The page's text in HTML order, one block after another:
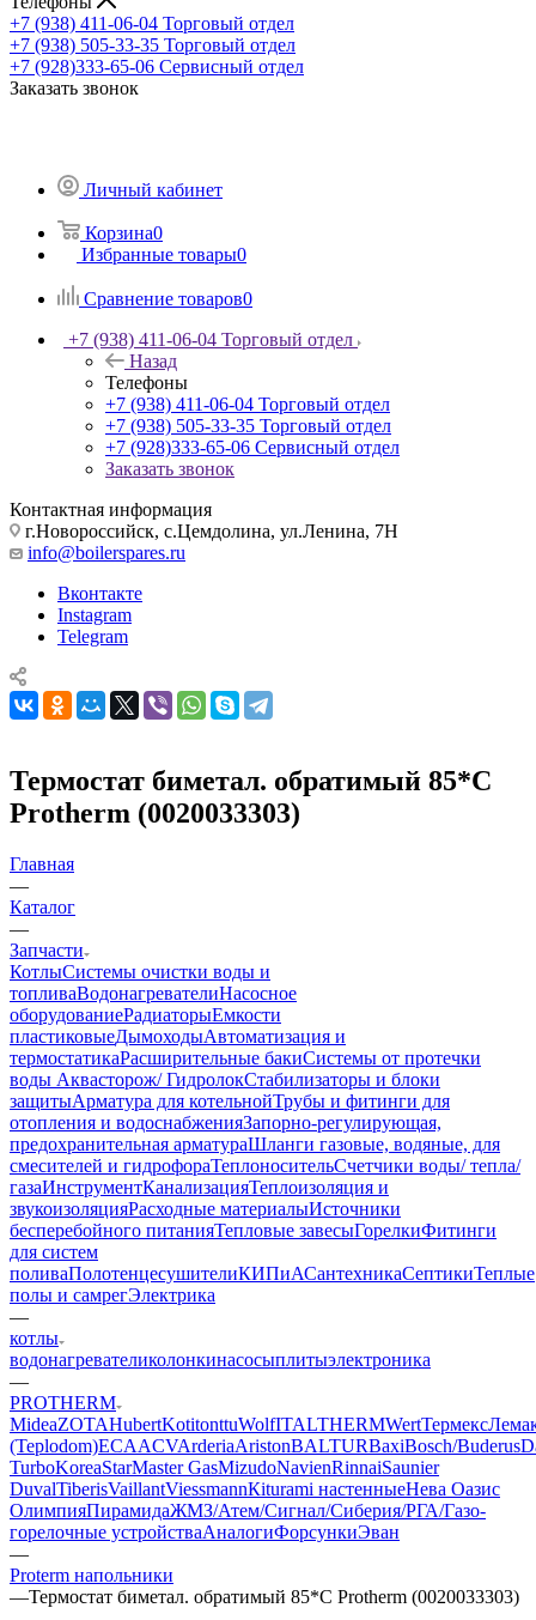
+7 (938) 411-06-04 Торговый отдел
+7 (938) 505-33-35 Торговый отдел
+7 (928)333-65-06 Сервисный отдел
Заказать звонок
Личный кабинет
Корзина0
Избранные товары0
Сравнение товаров0
+7 (938) 411-06-04 Торговый отдел
Назад
Телефоны
+7 (938) 411-06-04 Торговый отдел
+7 (938) 505-33-35 Торговый отдел
+7 (928)333-65-06 Сервисный отдел
Заказать звонок
Контактная информация
г.Новороссийск, с.Цемдолина, ул.Ленина, 7Н
info@boilerspares.ru
Вконтакте
Instagram
Telegram
Термостат биметал. обратимый 85*С
Protherm (0020033303)
Главная
—
Каталог
—
Запчасти
КотлыСистемы очистки воды и
топливаВодонагревателиНасосное
оборудованиеРадиаторыЕмкости
пластиковыеДымоходыАвтоматизация и
термостатикаРасширительные бакиСистемы от протечки
воды Аквасторож/ ГидролокСтабилизаторы и блоки
защитыАрматура для котельнойТрубы и фитинги для
отопления и водоснабженияЗапорно-регулирующая,
предохранительная арматураШланги газовые, водяные, для
смесителей и гидрофораТеплоносительСчетчики воды/ тепла/
газаИнструментКанализацияТеплоизоляция и
звукоизоляцияРасходные материалыИсточники
бесперебойного питанияТепловые завесыГорелкиФитинги
для систем
поливаПолотенцесушителиКИПиАСантехникаСептикиТеплые
полы и самрегЭлектрика
—
котлы
водонагревателиколонкинасосыплитыэлектроника
—
PROTHERM
MideaZOTAHubertKotitonttuWolfITALTHERMWertТермекс
(Teplodom)ECAACVArderiaAristonBALTURBaxiBosch/Buderus
TurboKoreaStarMaster GasMizudoNavienRinnaiSaunier
DuvalTiberisVaillantViessmannКiturami настенныеНева Оазис
ОлимпияПирамидаЖМЗ/Атем/Сигнал/Сиберия/РГА/Газо-
горелочные устройстваAналогиФорсункиЭван
—
Proterm напольники
—Термостат биметал. обратимый 85*С Protherm (0020033303)